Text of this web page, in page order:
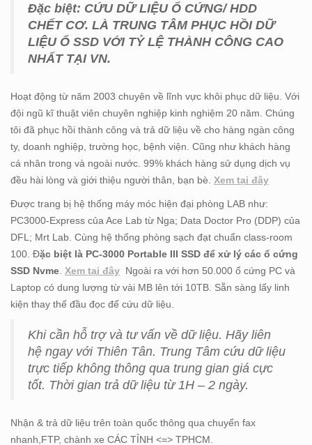
Đặc biệt: CỨU DỮ LIỆU Ổ CỨNG/ HDD
CHẾT CƠ. LÀ TRUNG TÂM PHỤC HỒI DỮ
LIỆU Ổ SSD VỚI TỶ LỆ THÀNH CÔNG CAO
NHẤT TẠI VN.
Hoạt động từ năm 2003 chuyên về lĩnh vực khôi phục dữ liệu. Với
đội ngũ kĩ thuật viên chuyên nghiệp kinh nghiệm 20 năm. Chúng
tôi đã phục hồi thành công và trả dữ liệu về cho hàng ngàn công
ty, doanh nghiệp, trường học, bệnh viện. Cũng như khách hàng
cá nhân trong và ngoài nước. 99% khách hàng sử dụng dịch vụ
đều hài lòng và giới thiệu người thân, bạn bè. Xem tại đây
Được trang bị hệ thống máy móc hiện đại phòng LAB như:
PC3000-Express của Ace Lab từ Nga; Data Doctor Pro (DDP) của
DFL; Mrt Lab. Cùng hệ thống phòng sạch đạt chuẩn class-room
100. Đặc biệt là PC-3000 Portable III SSD để xử lý các ổ cứng
SSD Nvme. Xem tại đây Ngoài ra với hơn 50.000 ổ cứng PC và
Laptop có dung lượng từ vài MB lên tới 10TB. Sẵn sàng lấy linh
kiện thay thế đầu đọc để cứu dữ liệu.
Khi cần hỗ trợ và tư vấn về dữ liệu. Hãy liên
hệ ngay với Thiên Tân. Trung Tâm cứu dữ liệu
trực tiếp không thông qua trung gian giá cực
tốt. Thời gian trả dữ liệu từ 1H – 2 ngày.
Nhận & trả dữ liệu trên toàn quốc thông qua chuyển fax
nhanh,FTP, chành xe CÁC TỈNH <=> TPHCM.